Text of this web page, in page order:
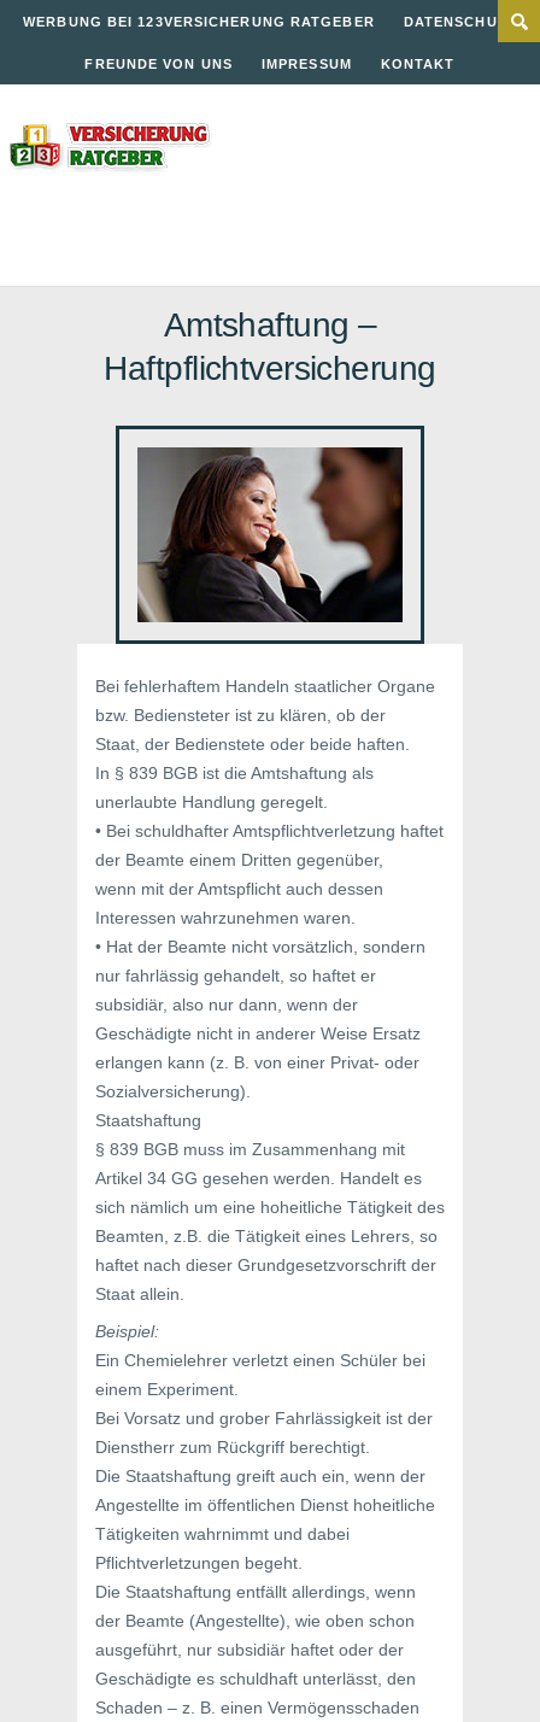
WERBUNG BEI 123VERSICHERUNG RATGEBER DATENSCHUTZ
FREUNDE VON UNS IMPRESSUM KONTAKT
Amtshaftung –
Haftpflichtversicherung
Bei fehlerhaftem Handeln staatlicher Organe
bzw. Bediensteter ist zu klären, ob der
Staat, der Bedienstete oder beide haften.
In § 839 BGB ist die Amtshaftung als
unerlaubte Handlung geregelt.
• Bei schuldhafter Amtspflichtverletzung haftet
der Beamte einem Dritten gegenüber,
wenn mit der Amtspflicht auch dessen
Interessen wahrzunehmen waren.
• Hat der Beamte nicht vorsätzlich, sondern
nur fahrlässig gehandelt, so haftet er
subsidiär, also nur dann, wenn der
Geschädigte nicht in anderer Weise Ersatz
erlangen kann (z. B. von einer Privat- oder
Sozialversicherung).
Staatshaftung
§ 839 BGB muss im Zusammenhang mit
Artikel 34 GG gesehen werden. Handelt es
sich nämlich um eine hoheitliche Tätigkeit des
Beamten, z.B. die Tätigkeit eines Lehrers, so
haftet nach dieser Grundgesetzvorschrift der
Staat allein.
Beispiel:
Ein Chemielehrer verletzt einen Schüler bei
einem Experiment.
Bei Vorsatz und grober Fahrlässigkeit ist der
Dienstherr zum Rückgriff berechtigt.
Die Staatshaftung greift auch ein, wenn der
Angestellte im öffentlichen Dienst hoheitliche
Tätigkeiten wahrnimmt und dabei
Pflichtverletzungen begeht.
Die Staatshaftung entfällt allerdings, wenn
der Beamte (Angestellte), wie oben schon
ausgeführt, nur subsidiär haftet oder der
Geschädigte es schuldhaft unterlässt, den
Schaden – z. B. einen Vermögensschaden